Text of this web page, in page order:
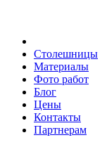
Столешницы
Материалы
Фото работ
Блог
Цены
Контакты
Партнерам